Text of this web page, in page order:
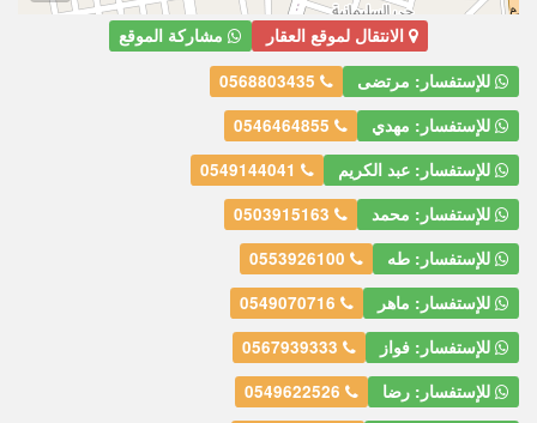
الانتقال لموقع العقار
مشاركة الموقع
للإستفسار: مرتضى
للإستفسار: مهدي
للإستفسار: عبد الكريم
للإستفسار: محمد
للإستفسار: طه
للإستفسار: ماهر
للإستفسار: فواز
للإستفسار: رضا